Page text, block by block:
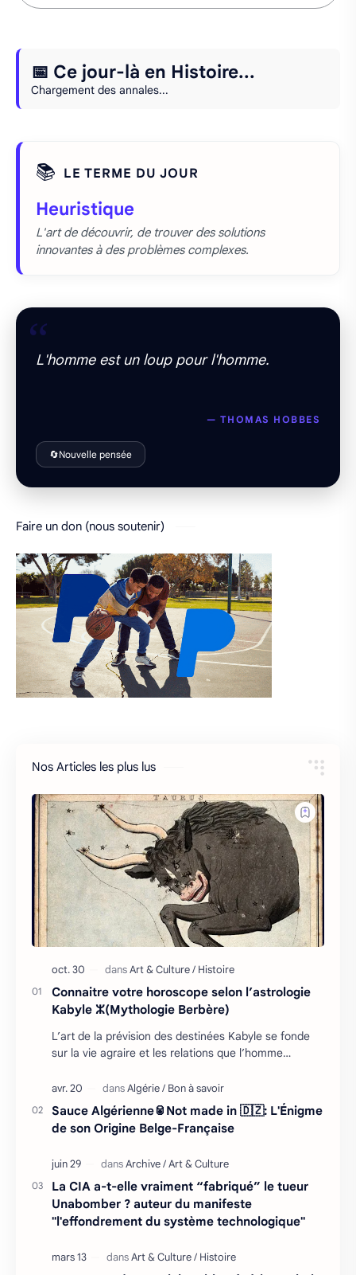
📅 Ce jour-là en Histoire...
Chargement des annales...
📚 LE TERME DU JOUR
Heuristique
L'art de découvrir, de trouver des solutions
innovantes à des problèmes complexes.
“
L'homme est un loup pour l'homme.
— THOMAS HOBBES
🔄Nouvelle pensée
Faire un don (nous soutenir)
Nos Articles les plus lus
Connaitre votre horoscope selon l’astrologie
Kabyle ⵣ(Mythologie Berbère)
L’art de la prévision des destinées Kabyle se fonde
sur la vie agraire et les relations que l’homme
Sauce Algérienne🥫Not made in 🇩🇿: L'Énigme
de son Origine Belge-Française
La CIA a-t-elle vraiment “fabriqué” le tueur
Unabomber ? auteur du manifeste
"l'effondrement du système technologique"